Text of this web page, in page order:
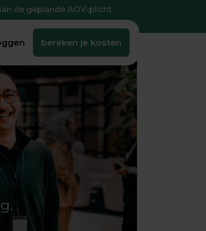
de geplande AOV-plicht
bereken je kosten